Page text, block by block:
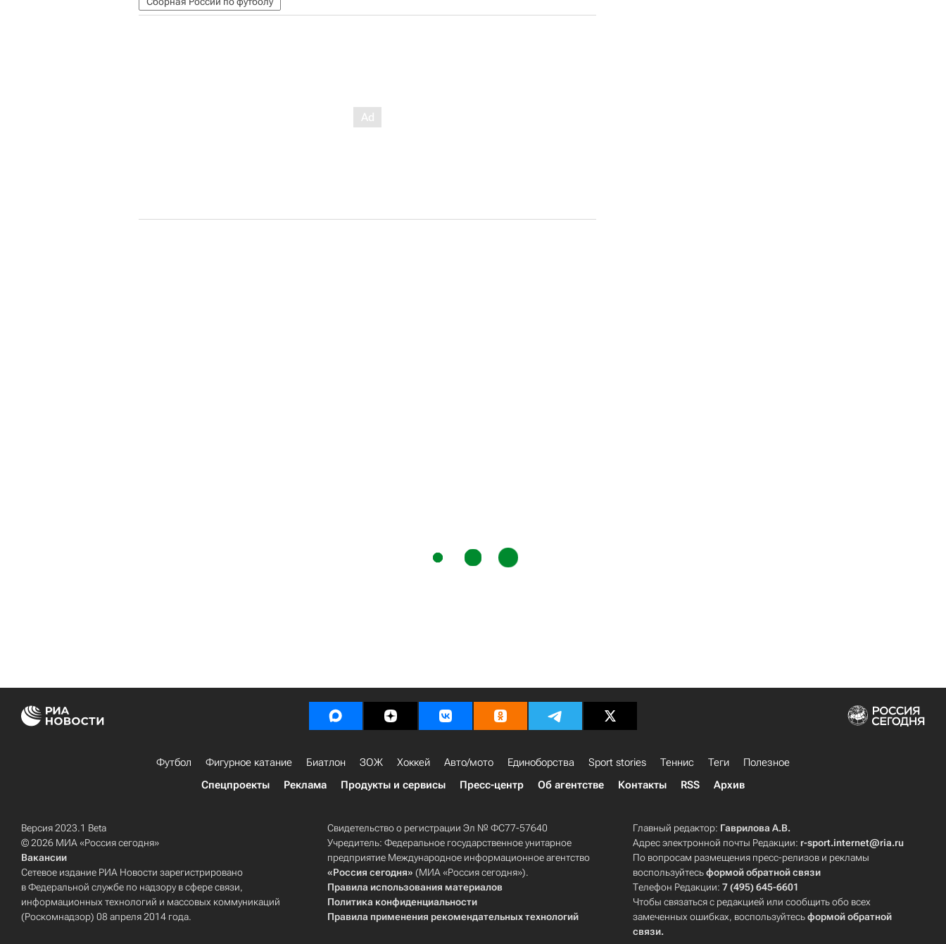
Футбол Фигурное катание Биатлон ЗОЖ Хоккей Авто/мото Единоборства Sport stories Теннис Теги
Полезное
Спецпроекты
Реклама Продукты и сервисы Пресс-центр Об агентстве Контакты RSS Архив
Версия 2023.1 Beta
© 2026 МИА «Россия сегодня»
Вакансии
Сетевое издание РИА Новости зарегистрировано
в Федеральной службе по надзору в сфере связи,
информационных технологий и массовых коммуникаций
(Роскомнадзор) 08 апреля 2014 года.
Свидетельство о регистрации Эл № ФС77-57640
Учредитель: Федеральное государственное унитарное
предприятие Международное информационное агентство
«Россия сегодня» (МИА «Россия сегодня»).
Правила использования материалов
Политика конфиденциальности
Правила применения рекомендательных технологий
Главный редактор: Гаврилова А.В.
Адрес электронной почты Редакции: r-sport.internet@ria.ru
По вопросам размещения пресс-релизов и рекламы
воспользуйтесьформой обратной связи
Телефон Редакции:7 (495) 645-6601
Чтобы связаться с редакцией или сообщить обо всех
замеченных ошибках, воспользуйтесьформой обратной
связи.